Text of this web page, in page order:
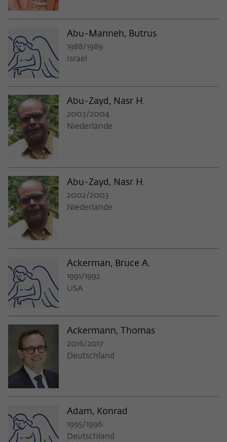
Abu-Manneh, Butrus
1988/1989
Israel
Abu-Zayd, Nasr H.
2003/2004
Niederlande
Abu-Zayd, Nasr H.
2002/2003
Niederlande
Ackerman, Bruce A.
1991/1992
USA
Ackermann, Thomas
2016/2017
Deutschland
Adam, Konrad
1995/1996
Deutschland